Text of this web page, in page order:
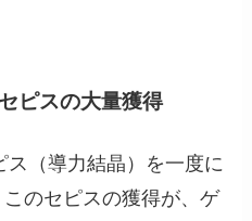
ピスの大量獲得
ス（導力結晶）を一度に
のセピスの獲得が、ゲ